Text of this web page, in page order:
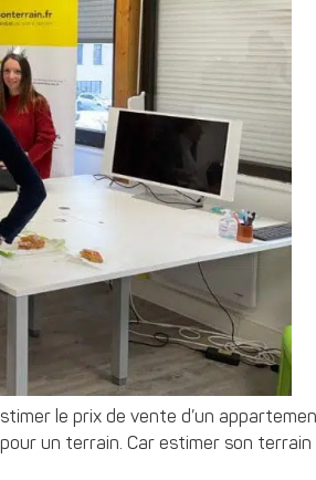
le prix de vente d’un
un terrain. Car estimer son